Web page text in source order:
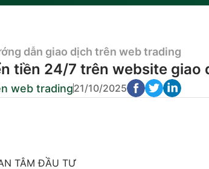
dẫn giao dịch trên web trading
tiền 24/7 trên website giao
web trading21/10/2025
TÂM ĐẦU TƯ